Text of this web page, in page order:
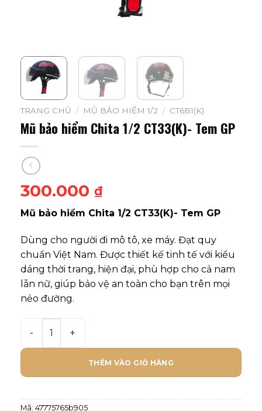
TRANG CHỦ / MŨ BẢO HIỂM 1/2 / CT6B1(K)
Mũ bảo hiểm Chita 1/2 CT33(K)- Tem GP
300.000 ₫
Mũ bảo hiểm Chita 1/2 CT33(K)- Tem GP
Dùng cho người đi mô tô, xe máy. Đạt quy
chuẩn Việt Nam. Được thiết kế tinh tế với kiểu
dáng thời trang, hiện đại, phù hợp cho cả nam
lẫn nữ, giúp bảo vệ an toàn cho bạn trên mọi
nẻo đường.
THÊM VÀO GIỎ HÀNG
Mã: 47775765b905